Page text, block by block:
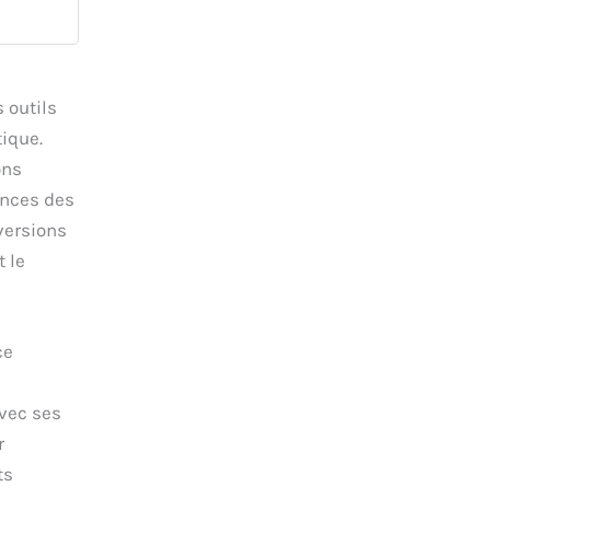
outils
des
le
ses